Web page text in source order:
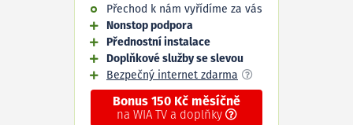
Přechod k nám vyřídíme za vás
Nonstop podpora
Přednostní instalace
Doplňkové služby se slevou
Bezpečný internet zdarma
Bonus 150 Kč měsíčně
na WIA TV a doplňky